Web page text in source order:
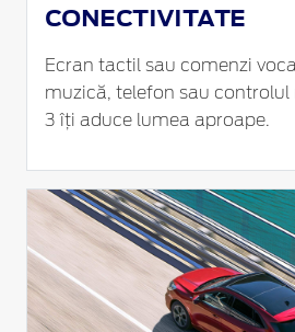
CONECTIVITATE
Ecran tactil sau comenzi
muzică, telefon sau controlul
3 îți aduce lumea aproape.